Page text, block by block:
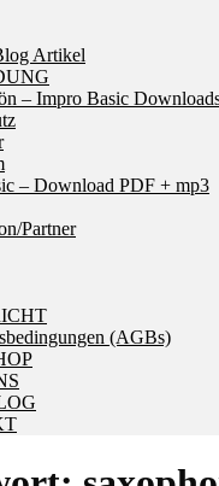
Artikel
– Impro Basic
– Download PDF + mp3
Partner
(AGBs)